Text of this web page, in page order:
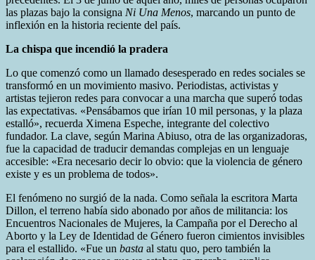
las plazas bajo la consigna Ni Una Menos, marcando un punto de
inflexión en la historia reciente del país.
La chispa que incendió la pradera
Lo que comenzó como un llamado desesperado en redes sociales se
transformó en un movimiento masivo. Periodistas, activistas y
artistas tejieron redes para convocar a una marcha que superó todas
las expectativas. «Pensábamos que irían 10 mil personas, y la plaza
estalló», recuerda Ximena Espeche, integrante del colectivo
fundador. La clave, según Marina Abiuso, otra de las organizadoras,
fue la capacidad de traducir demandas complejas en un lenguaje
accesible: «Era necesario decir lo obvio: que la violencia de género
existe y es un problema de todos».
El fenómeno no surgió de la nada. Como señala la escritora Marta
Dillon, el terreno había sido abonado por años de militancia: los
Encuentros Nacionales de Mujeres, la Campaña por el Derecho al
Aborto y la Ley de Identidad de Género fueron cimientos invisibles
para el estallido. «Fue un basta al statu quo, pero también la